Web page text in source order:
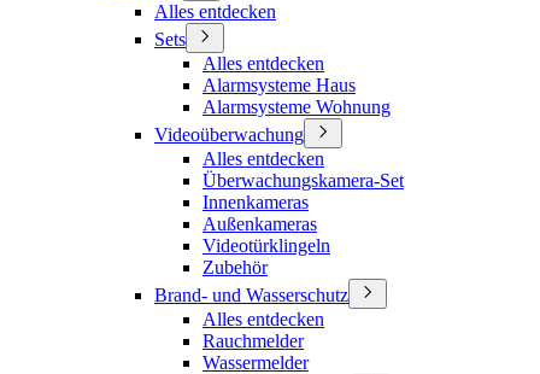
Alles entdecken
Sets
Alles entdecken
Alarmsysteme Haus
Alarmsysteme Wohnung
Videoüberwachung
Alles entdecken
Überwachungskamera-Set
Innenkameras
Außenkameras
Videotürklingeln
Zubehör
Brand- und Wasserschutz
Alles entdecken
Rauchmelder
Wassermelder